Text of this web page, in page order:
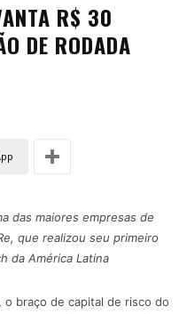
R$ 30
DE RODADA
das maiores empresas de
que realizou seu primeiro
da América Latina
o braço de capital de risco do